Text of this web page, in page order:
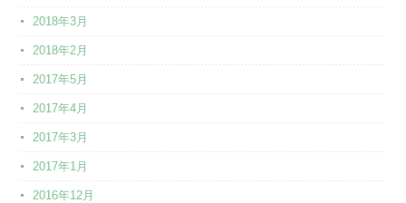
2018年3月
2018年2月
2017年5月
2017年4月
2017年3月
2017年1月
2016年12月